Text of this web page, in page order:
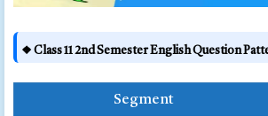
❖ Class 11 2nd Semester English Question
Segment